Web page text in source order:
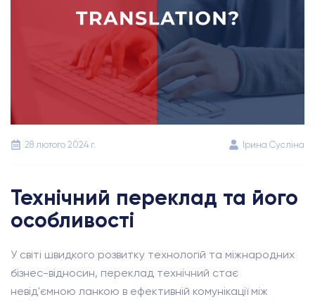
28 лютого 2024 г. Ірина Сусліна
Технічний переклад та його
особливості
У світі швидкого розвитку технологій та міжнародних
бізнес-відносин, переклад технічний стає
невід'ємною ланкою в ефективній комунікації між